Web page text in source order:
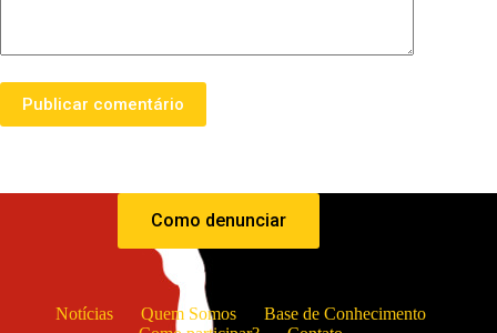
Publicar comentário
Como denunciar
Notícias Quem Somos
Base de Conhecimento